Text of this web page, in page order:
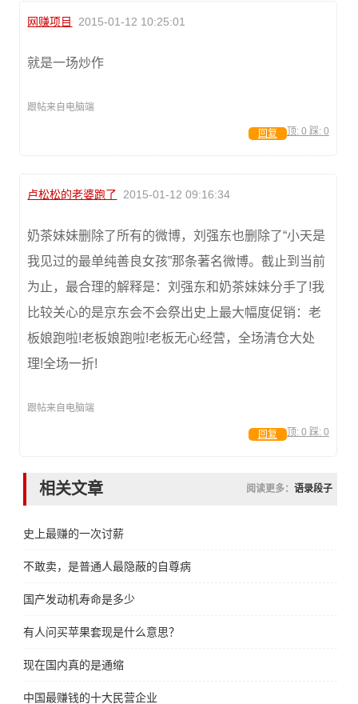
网赚项目 2015-01-12 10:25:01
就是一场炒作
跟帖来自电脑端
顶: 0 踩: 0
回复
卢松松的老婆跑了 2015-01-12 09:16:34
奶茶妹妹删除了所有的微博，刘强东也删除了“小天是
我见过的最单纯善良女孩”那条著名微博。截止到当前
为止，最合理的解释是：刘强东和奶茶妹妹分手了!我
比较关心的是京东会不会祭出史上最大幅度促销：老
板娘跑啦!老板娘跑啦!老板无心经营，全场清仓大处
理!全场一折!
跟帖来自电脑端
顶: 0 踩: 0
回复
相关文章 阅读更多： 语录段子
史上最赚的一次讨薪
不敢卖，是普通人最隐蔽的自尊病
国产发动机寿命是多少
有人问买苹果套现是什么意思？
现在国内真的是通缩
中国最赚钱的十大民营企业